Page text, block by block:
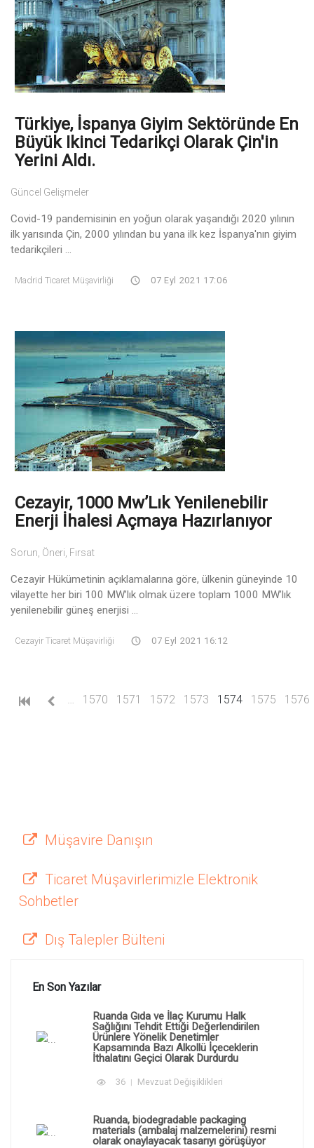
Türkiye, İspanya Giyim Sektöründe En
Büyük Ikinci Tedarikçi Olarak Çin'in
Yerini Aldı.
Güncel Gelişmeler
Covid-19 pandemisinin en yoğun olarak yaşandığı 2020 yılının
ilk yarısında Çin, 2000 yılından bu yana ilk kez İspanya'nın giyim
tedarikçileri ...
Madrid Ticaret Müşavirliği 07 Eyl 2021 17:06
Cezayir, 1000 Mw’Lık Yenilenebilir
Enerji İhalesi Açmaya Hazırlanıyor
Sorun, Öneri, Fırsat
Cezayir Hükümetinin açıklamalarına göre, ülkenin güneyinde 10
vilayette her biri 100 MW’lık olmak üzere toplam 1000 MW’lık
yenilenebilir güneş enerjisi ...
Cezayir Ticaret Müşavirliği 07 Eyl 2021 16:12
1570 1571 1572 1573 1574(current)
1575 1576
Müşavire Danışın
Ticaret Müşavirlerimizle Elektronik
Sohbetler
Dış Talepler Bülteni
En Son Yazılar
Ruanda Gıda ve İlaç Kurumu Halk
Sağlığını Tehdit Ettiği Değerlendirilen
Ürünlere Yönelik Denetimler
Kapsamında Bazı Alkollü İçeceklerin
İthalatını Geçici Olarak Durdurdu
36 Mevzuat Değişiklikleri
Ruanda, biodegradable packaging
materials (ambalaj malzemelerini) resmi
olarak onaylayacak tasarıyı görüşüyor